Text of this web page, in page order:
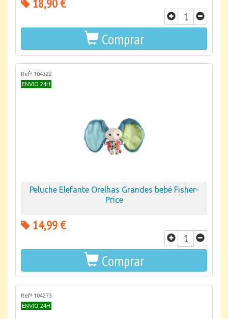
18,90 €
Comprar
Refª 104322
ENVIO 24H
Peluche Elefante Orelhas Grandes bebé Fisher-
Price
14,99 €
Comprar
Refª 104273
ENVIO 24H